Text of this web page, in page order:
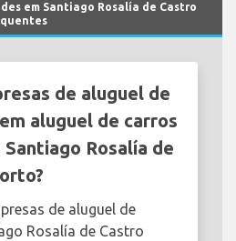
em Santiago Rosalía de Castro
de aluguel de
aluguel de carros
Rosalía de
de aluguel de
Rosalía de Castro